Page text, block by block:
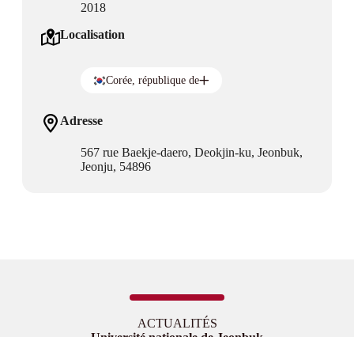
2018
Localisation
Corée, république de
Adresse
567 rue Baekje-daero, Deokjin-ku, Jeonbuk,
Jeonju, 54896
ACTUALITÉS